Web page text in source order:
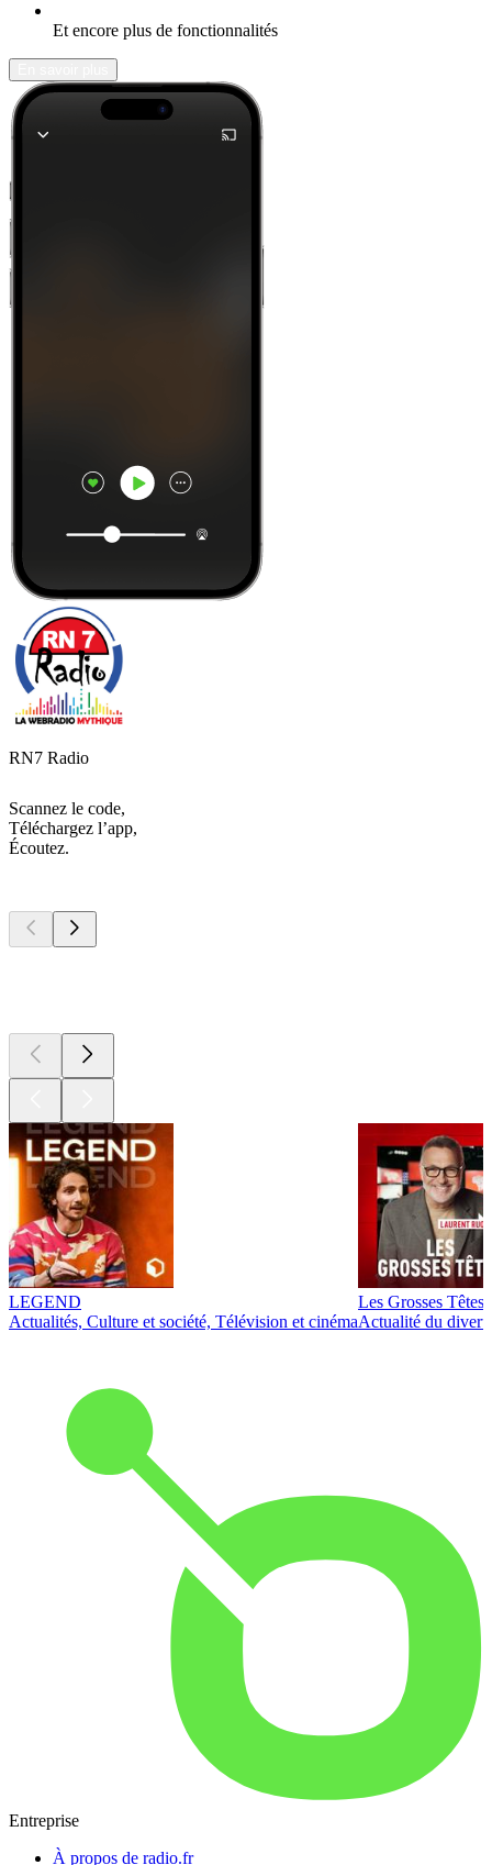
Et encore plus de fonctionnalités
RN7 Radio
Scannez le code,
Téléchargez l’app,
Écoutez.
LEGEND
Actualités, Culture et société, Télévision et cinéma
Les Grosses Têtes
Actualité du
Entreprise
À propos de radio.fr